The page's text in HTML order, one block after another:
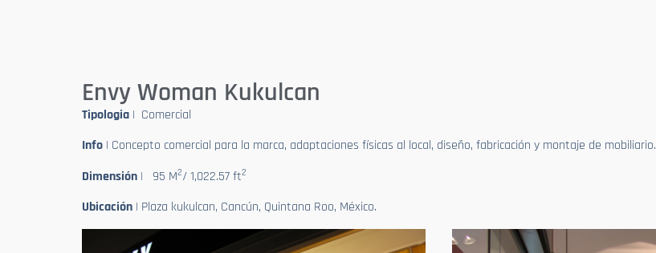
Envy Woman Kukulcan
Tipologia | Comercial
Info | Concepto comercial para la marca, adaptaciones físicas al local, diseño, fabricación y montaje de mobiliario.
Dimensión | 95 M2/ 1,022.57 ft2
Ubicación | Plaza kukulcan, Cancún, Quintana Roo, México.